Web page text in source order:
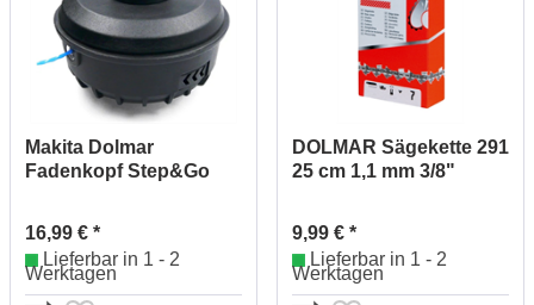
Makita Dolmar
Fadenkopf Step&Go
16,99 € *
Lieferbar in 1 - 2
Werktagen
DOLMAR Sägekette 291
25 cm 1,1 mm 3/8"
9,99 € *
Lieferbar in 1 - 2
Werktagen